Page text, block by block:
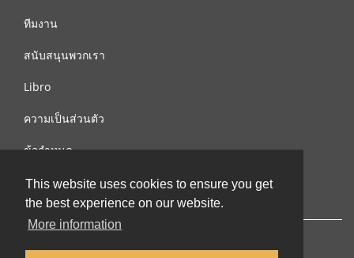
This website uses cookies to ensure you get
the best experience on our website.
More information
ทีมงาน
สนับสนุนพวกเรา
Libro
ความเป็นส่วนตัว
ข้อกำหนด
ติดต่อเรา